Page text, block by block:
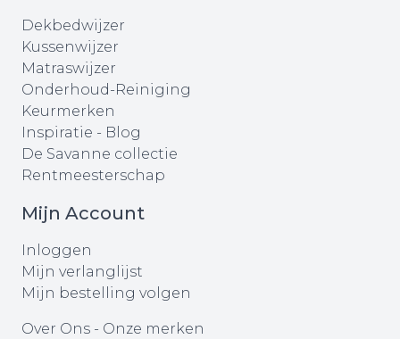
Dekbedwijzer
Kussenwijzer
Matraswijzer
Onderhoud-Reiniging
Keurmerken
Inspiratie - Blog
De Savanne collectie
Rentmeesterschap
Mijn Account
Inloggen
Mijn verlanglijst
Mijn bestelling volgen
Over Ons - Onze merken